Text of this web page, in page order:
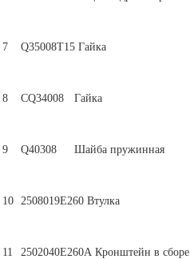
7 Q35008Т15 Гайка
8 CQ34008 Гайка
9 Q40308 Шайба пружинная
10 2508019Е260 Втулка
11 2502040Е260А Кронштейн в сборе